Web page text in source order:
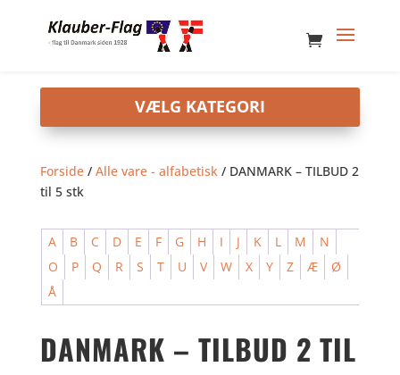
Forside/ Alle vare - alfabetisk/ DANMARK – TILBUD 2
til 5 stk
A B C D E F G H I J K L M
N
O
P Q R S T U V W X Y Z Æ
Ø
Å
DANMARK – TILBUD 2 TIL